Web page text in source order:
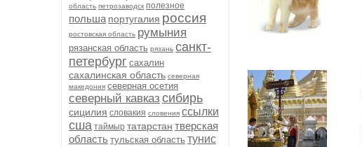
область петрозаводск полезное
польша португалия россия
ростовская область румыния
рязанская область рязань санкт-
петербург сахалин
сахалинская область северная
македония северная осетия
северный кавказ сибирь
сицилия словакия словения ссылки
сша таймыр татарстан тверская
область тульская область тунис